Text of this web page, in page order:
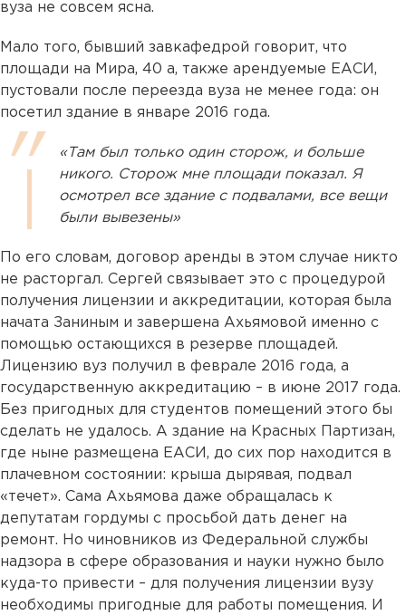
вуза не совсем ясна.
Мало того, бывший завкафедрой говорит, что
площади на Мира, 40 а, также арендуемые ЕАСИ,
пустовали после переезда вуза не менее года: он
посетил здание в январе 2016 года.
«Там был только один сторож, и больше
никого. Сторож мне площади показал. Я
осмотрел все здание с подвалами, все вещи
были вывезены»
По его словам, договор аренды в этом случае никто
не расторгал. Сергей связывает это с процедурой
получения лицензии и аккредитации, которая была
начата Заниным и завершена Ахьямовой именно с
помощью остающихся в резерве площадей.
Лицензию вуз получил в феврале 2016 года, а
государственную аккредитацию – в июне 2017 года.
Без пригодных для студентов помещений этого бы
сделать не удалось. А здание на Красных Партизан,
где ныне размещена ЕАСИ, до сих пор находится в
плачевном состоянии: крыша дырявая, подвал
«течет». Сама Ахьямова даже обращалась к
депутатам гордумы с просьбой дать денег на
ремонт. Но чиновников из Федеральной службы
надзора в сфере образования и науки нужно было
куда-то привести – для получения лицензии вузу
необходимы пригодные для работы помещения. И